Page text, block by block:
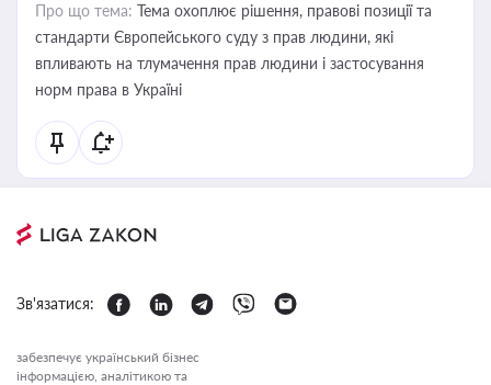
Про що тема: Тема охоплює рішення, правові позиції та
стандарти Європейського суду з прав людини, які
впливають на тлумачення прав людини і застосування
норм права в Україні
Зв'язатися:
забезпечує український бізнес
інформацією, аналітикою та